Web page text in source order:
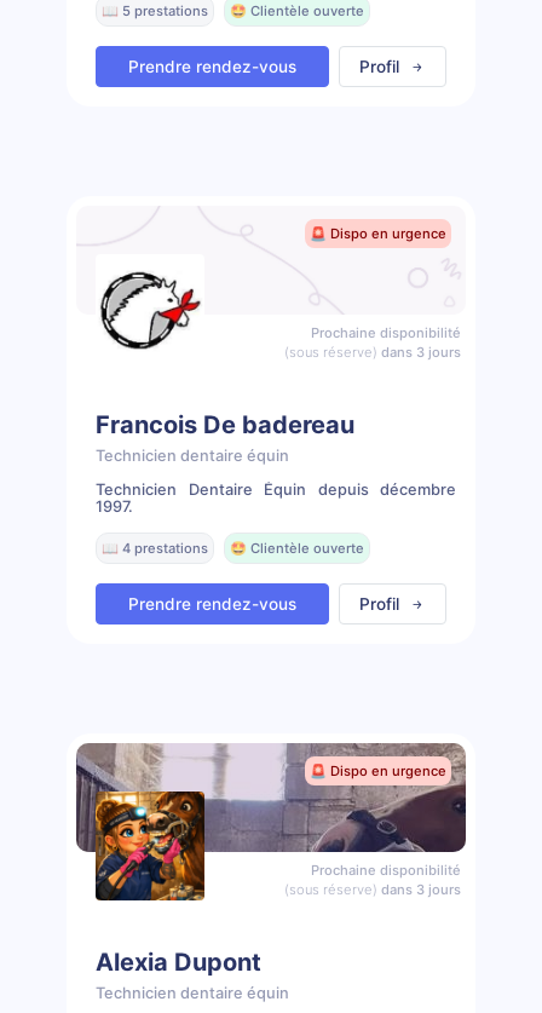
📖 5 prestations 🤩 Clientèle ouverte
Prendre rendez-vous Profil
🚨 Dispo en urgence
Prochaine disponibilité
(sous réserve) dans 3 jours
Francois De badereau
Technicien dentaire équin
Technicien Dentaire Équin depuis décembre
1997.
📖 4 prestations 🤩 Clientèle ouverte
Prendre rendez-vous Profil
🚨 Dispo en urgence
Prochaine disponibilité
(sous réserve) dans 3 jours
Alexia Dupont
Technicien dentaire équin